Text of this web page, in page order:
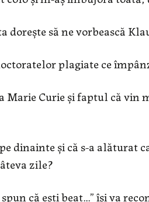
să ne vorbească
plagiate ce
Marie Curie și faptul că
dinainte și că s-a alăturat
zile?
că ești beat…” își va